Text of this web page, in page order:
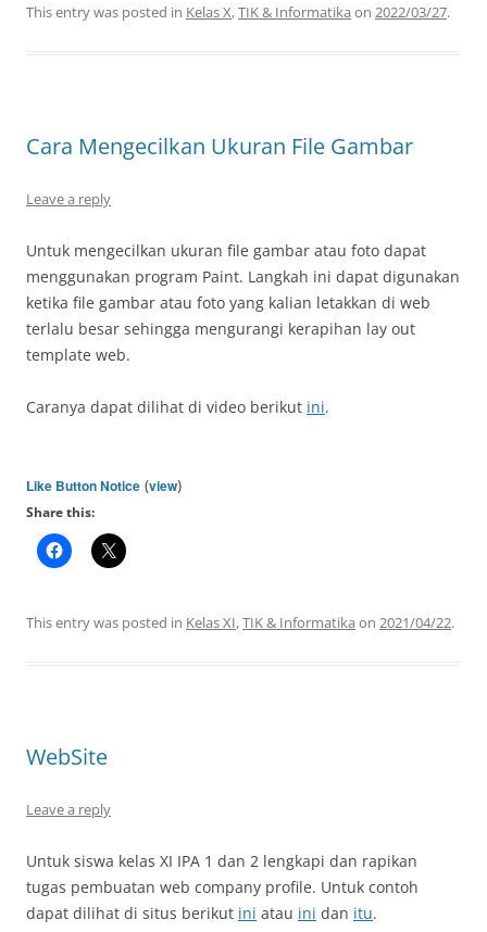
This entry was posted in Kelas X,TIK & Informatika on 2022/03/27.
Cara Mengecilkan Ukuran File Gambar
Leave a reply
Untuk mengecilkan ukuran file gambar atau foto dapat
menggunakan program Paint. Langkah ini dapat digunakan
ketika file gambar atau foto yang kalian letakkan di web
terlalu besar sehingga mengurangi kerapihan lay out
template web.
Caranya dapat dilihat di video berikut ini.
Like Button Notice (view)
Share this:
This entry was posted in Kelas XI,TIK & Informatika on 2021/04/22.
WebSite
Leave a reply
Untuk siswa kelas XI IPA 1 dan 2 lengkapi dan rapikan
tugas pembuatan web company profile. Untuk contoh
dapat dilihat di situs berikut ini atau ini dan itu.